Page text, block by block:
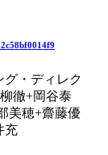
・ディレク
徹+岡谷泰
美穂+齋藤優
充